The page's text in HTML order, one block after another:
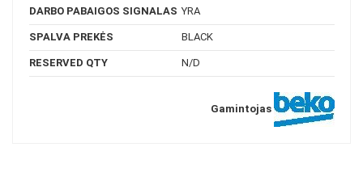
DARBO PABAIGOS SIGNALAS YRA
SPALVA PREKĖS BLACK
RESERVED QTY N/D
Gamintojas